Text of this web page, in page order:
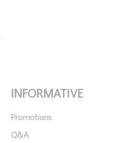
INFORMATIVE
Promotions
Q&A